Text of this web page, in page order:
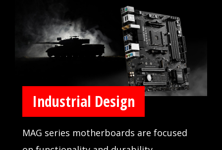
Industrial Design
MAG series motherboards are focused